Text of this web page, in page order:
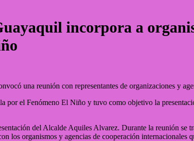
incorpora a
una reunión con representantes de organizaciones y
por el Fenómeno El Niño y tuvo como objetivo la
del Alcalde Aquiles Alvarez. Durante la reunión
los organismos y agencias de cooperación internacionales